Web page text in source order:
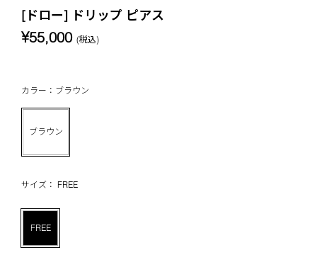
[ドロー] ドリップ ピアス
¥55,000 (税込)
カラー：ブラウン
ブラウン
サイズ： FREE
FREE